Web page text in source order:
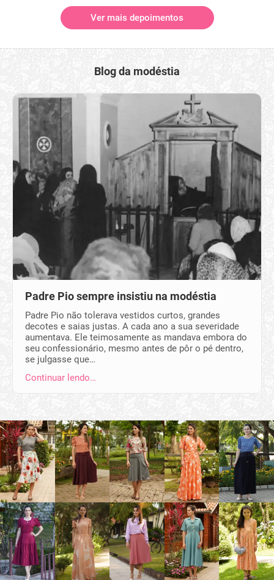
Ver mais depoimentos
Blog da modéstia
Padre Pio sempre insistiu na modéstia
Padre Pio não tolerava vestidos curtos, grandes
decotes e saias justas. A cada ano a sua severidade
aumentava. Ele teimosamente as mandava embora do
seu confessionário, mesmo antes de pôr o pé dentro,
se julgasse que…
Continuar lendo…